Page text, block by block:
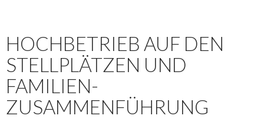
HOCHBETRIEB AUF DEN
STELLPLÄTZEN UND
FAMILIEN-
ZUSAMMENFÜHRUNG